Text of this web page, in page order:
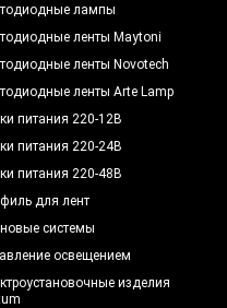
лампы
ленты Maytoni
ленты Novotech
ленты Arte Lamp
питания 220-12В
питания 220-24В
питания 220-48В
для лент
системы
освещением
изделия